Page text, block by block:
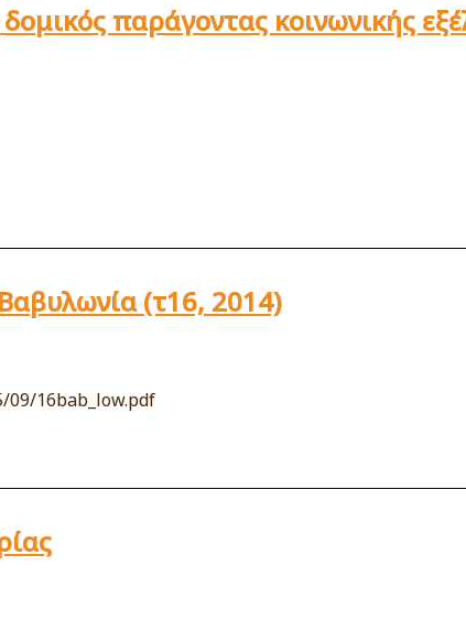
παράγοντας κοινωνικής
(τ16, 2014)
16bab_low.pdf